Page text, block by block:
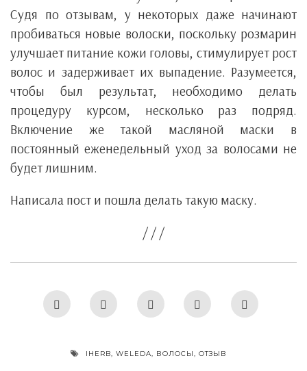
Судя по отзывам, у некоторых даже начинают
пробиваться новые волоски, поскольку розмарин
улучшает питание кожи головы, стимулирует рост
волос и задерживает их выпадение. Разумеется,
чтобы был результат, необходимо делать
процедуру курсом, несколько раз подряд.
Включение же такой масляной маски в
постоянный еженедельный уход за волосами не
будет лишним.
Написала пост и пошла делать такую маску.
/ / /
IHERB, WELEDA, ВОЛОСЫ, ОТЗЫВ